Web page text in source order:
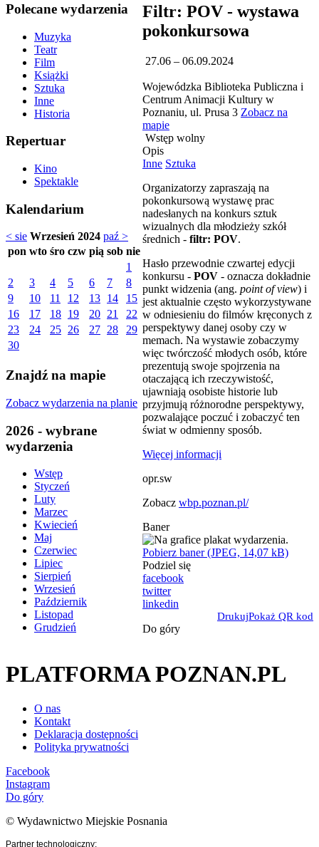
Polecane wydarzenia
Muzyka
Teatr
Film
Książki
Sztuka
Inne
Historia
Repertuar
Kino
Spektakle
Kalendarium
< sie Wrzesień 2024 paź >
pon wto śro czw pią sob nie
1
2
3 4 5 6 7
8
9
10 11 12 13 14
15
16
17 18 19 20 21
22
23
24 25 26 27 28
29
30
Znajdź na mapie
Zobacz wydarzenia na planie
2026 - wybrane
wydarzenia
Wstęp
Styczeń
Luty
Marzec
Kwiecień
Maj
Czerwiec
Lipiec
Sierpień
Wrzesień
Październik
Listopad
Grudzień
Filtr: POV - wystawa
pokonkursowa
27.06 – 06.09.2024
Wojewódzka Biblioteka Publiczna i
Centrum Animacji Kultury w
Poznaniu, ul. Prusa 3 Zobacz na
mapie
Wstęp wolny
Opis
Inne Sztuka
Organizatorzy zapraszają na
pokonkursową wystawę prac
nadesłanych na konkurs sztuk
wizualnych dla młodzieży szkół
średnich - filtr: POV.
Hasło przewodnie czwartej edycji
konkursu - POV - oznacza dokładnie
punkt widzenia (ang. point of view) i
jest aktualnie często wykorzystywane
w odniesieniu do filmów kręconych z
perspektywy danej osoby czy w
memach. Na wystawie zobaczymy
więc twórczość młodych osób, które
prezentują swoje spojrzenia na
otaczającą ich rzeczywistość,
ujawniają osobiste historie lub
przyjmują różnorodne perspektywy,
pozwalające poczuć i zobaczyć ten
świat w odmienny sposób.
Więcej informacji
opr.sw
Zobacz wbp.poznan.pl/
Baner
Pobierz baner (JPEG, 14,07 kB)
Podziel się
facebook
twitter
linkedin
DrukujPokaż QR kod
Do góry
PLATFORMA POZNAN.PL
O nas
Kontakt
Deklaracja dostępności
Polityka prywatności
Facebook
Instagram
Do góry
© Wydawnictwo Miejskie Posnania
Partner technologiczny: